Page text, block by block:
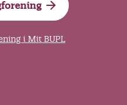
i Mit BUPL